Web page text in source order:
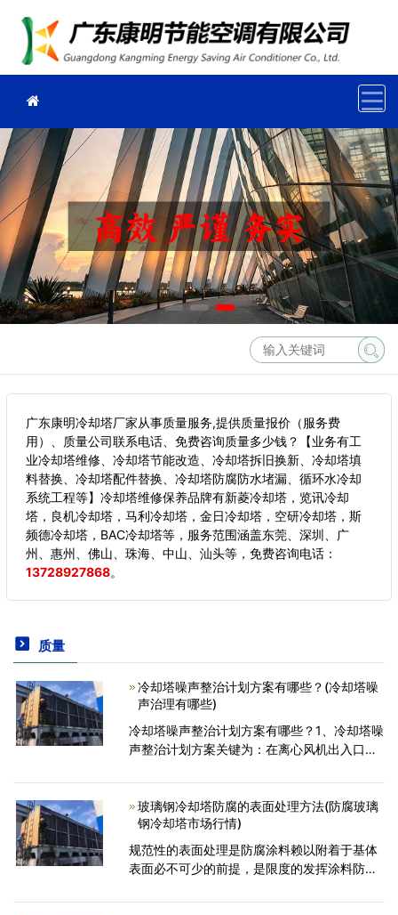
广东康明冷却塔厂家从事质量服务,提供质量报价（服务费
用）、质量公司联系电话、免费咨询质量多少钱？【业务有工
业冷却塔维修、冷却塔节能改造、冷却塔拆旧换新、冷却塔填
料替换、冷却塔配件替换、冷却塔防腐防水堵漏、循环水冷却
系统工程等】冷却塔维修保养品牌有新菱冷却塔，览讯冷却
塔，良机冷却塔，马利冷却塔，金日冷却塔，空研冷却塔，斯
频德冷却塔，BAC冷却塔等，服务范围涵盖东莞、深圳、广
州、惠州、佛山、珠海、中山、汕头等， 免费咨询电话：
13728927868。
质量
冷却塔噪声整治计划方案有哪些？(冷却塔噪
声治理有哪些)
冷却塔噪声整治计划方案有哪些？1、冷却塔噪
声整治计划方案关键为：在离心风机出入口设
却塔周边设定吸隔音屏障，合理减少洒水噪声
及机械设备噪声，在进
玻璃钢冷却塔防腐的表面处理方法(防腐玻璃
钢冷却塔市场行情)
规范性的表面处理是防腐涂料赖以附着于基体
表面必不可少的前提，是限度的发挥涂料防腐
附着力、施工质量和使用寿命。下面介绍下玻